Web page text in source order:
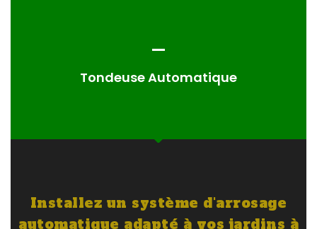
Tondeuse Automatique
Installez un système d'arrosage
automatique adapté à vos jardins à